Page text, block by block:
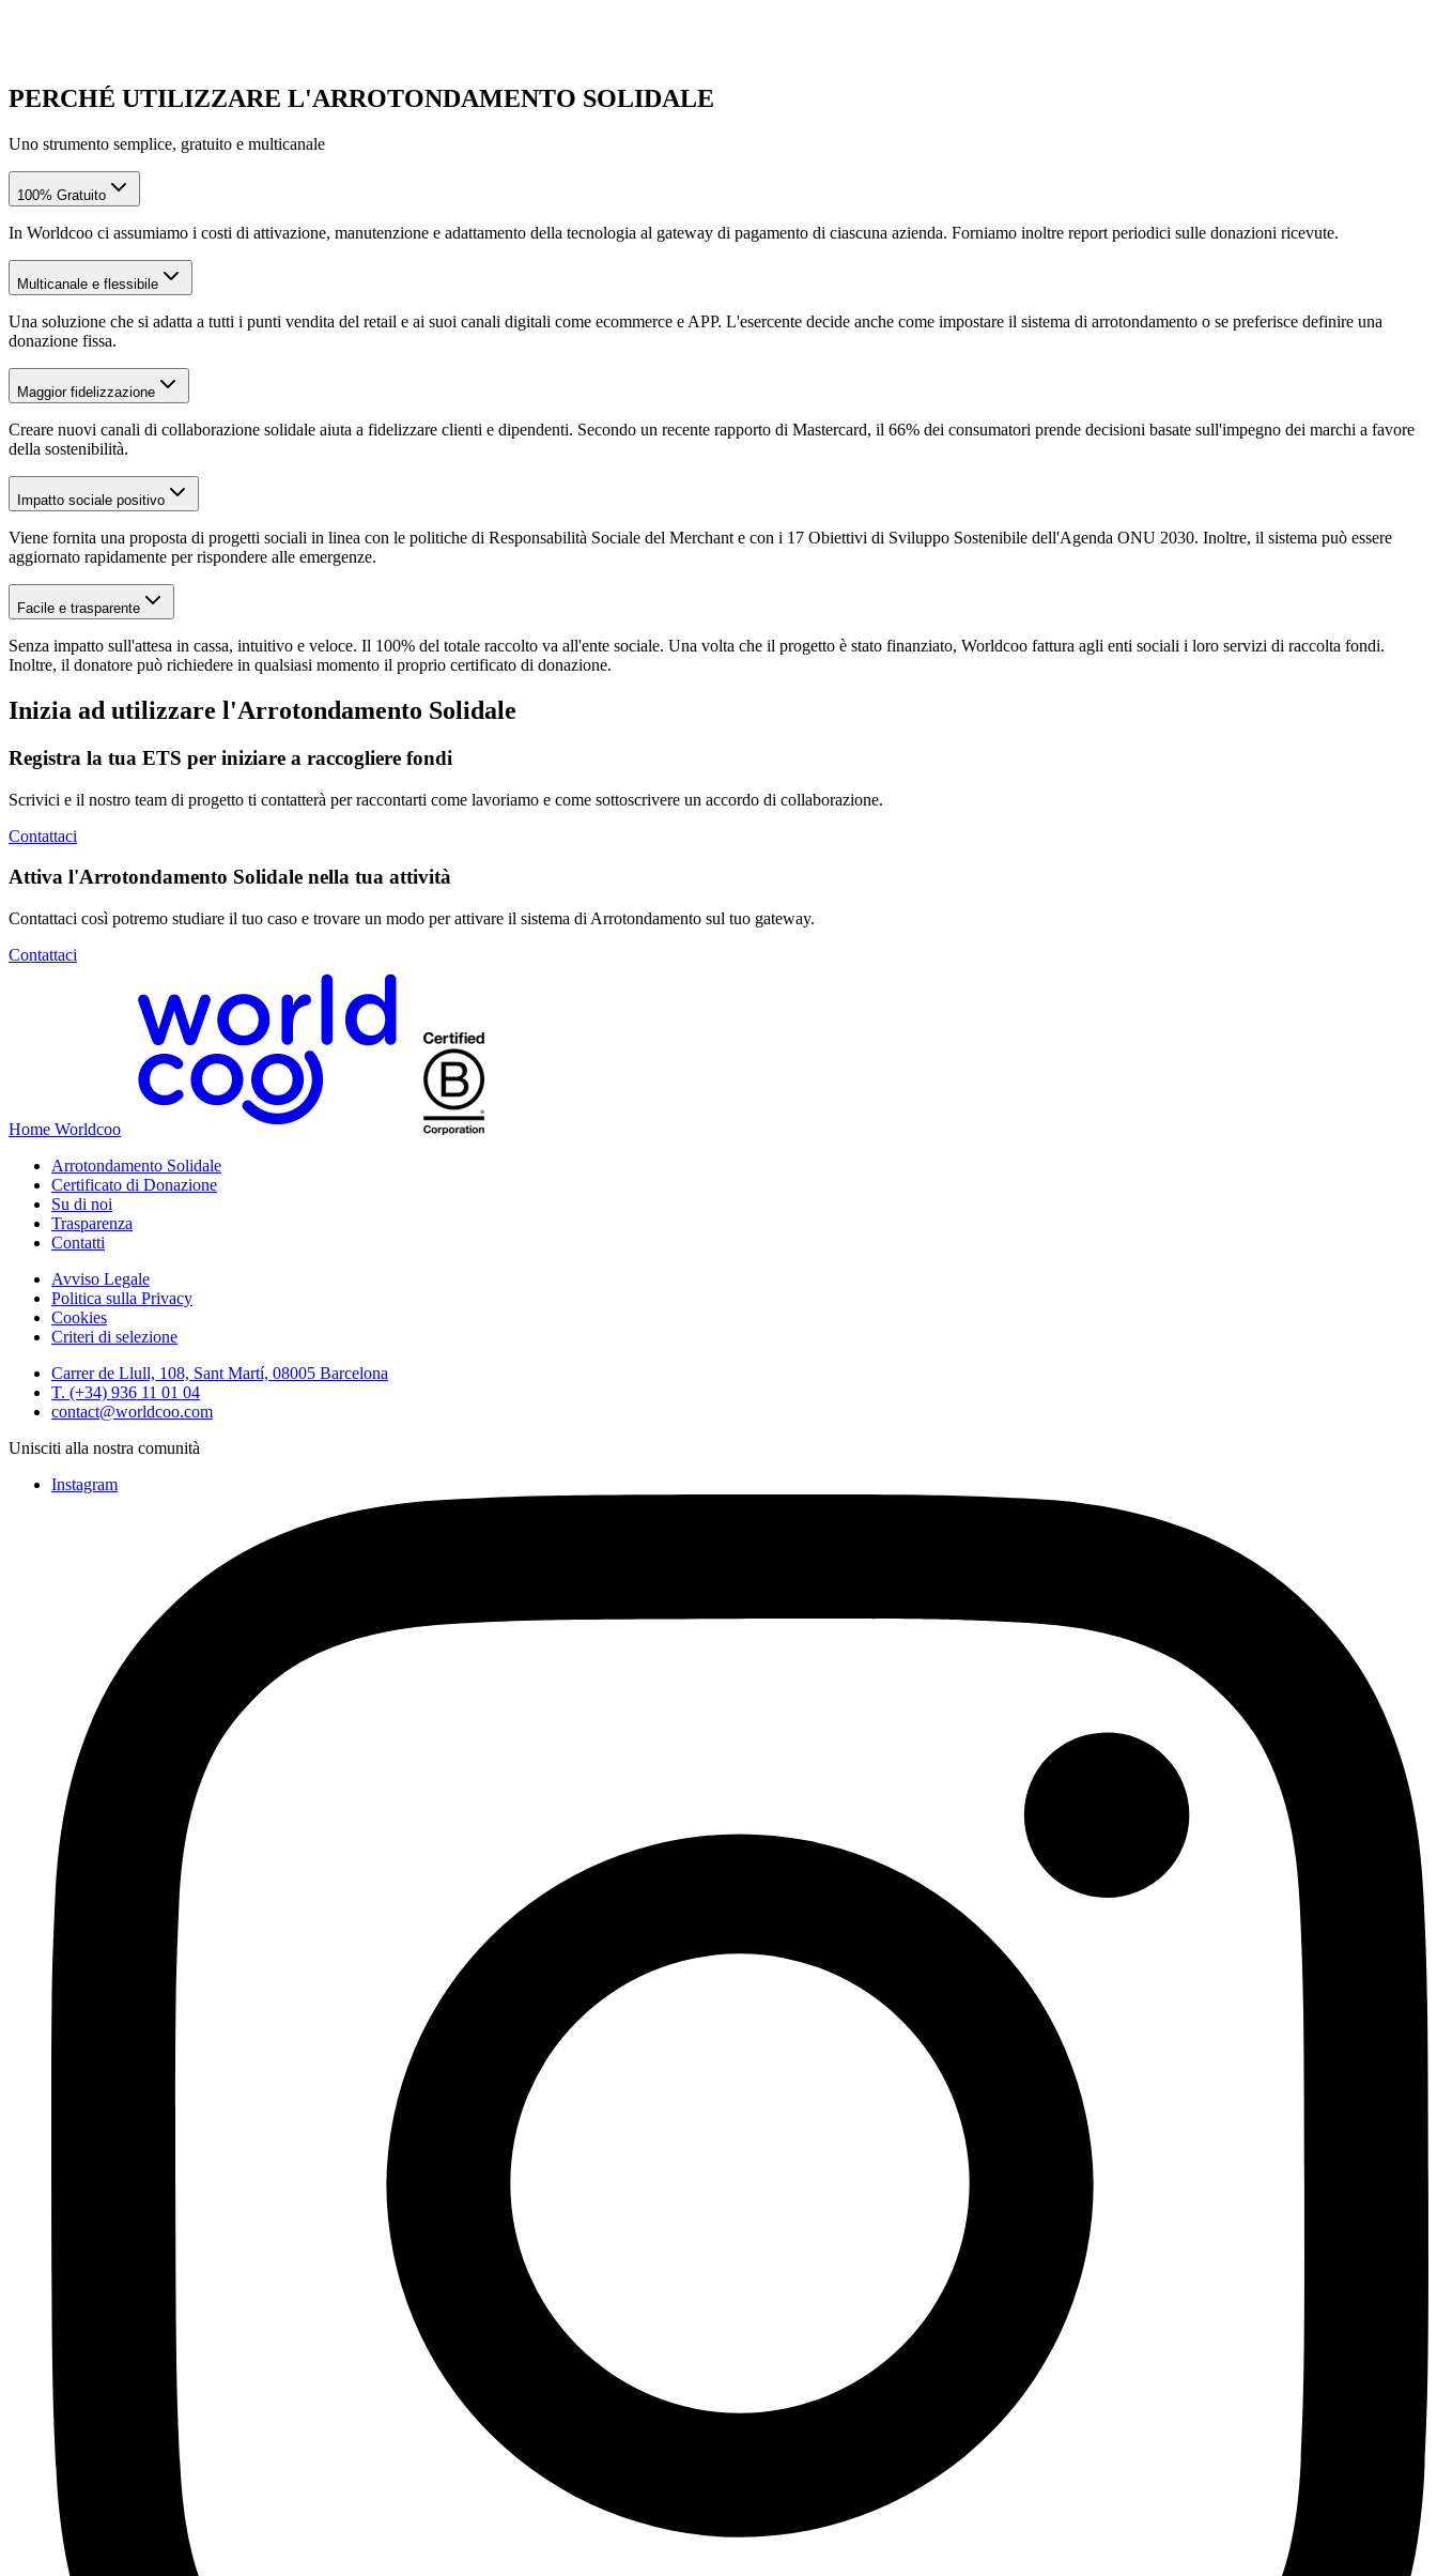
PERCHÉ UTILIZZARE L'ARROTONDAMENTO SOLIDALE
Uno strumento semplice, gratuito e multicanale
100% Gratuito
In Worldcoo ci assumiamo i costi di attivazione, manutenzione e adattamento della tecnologia al gateway di pagamento di ciascuna azienda. Forniamo inoltre report periodici sulle donazioni ricevute.
Multicanale e flessibile
Una soluzione che si adatta a tutti i punti vendita del retail e ai suoi canali digitali come ecommerce e APP. L'esercente decide anche come impostare il sistema di arrotondamento o se preferisce definire una
donazione fissa.
Maggior fidelizzazione
Creare nuovi canali di collaborazione solidale aiuta a fidelizzare clienti e dipendenti. Secondo un recente rapporto di Mastercard, il 66% dei consumatori prende decisioni basate sull'impegno dei marchi a favore
della sostenibilità.
Impatto sociale positivo
Viene fornita una proposta di progetti sociali in linea con le politiche di Responsabilità Sociale del Merchant e con i 17 Obiettivi di Sviluppo Sostenibile dell'Agenda ONU 2030. Inoltre, il sistema può essere
aggiornato rapidamente per rispondere alle emergenze.
Facile e trasparente
Senza impatto sull'attesa in cassa, intuitivo e veloce. Il 100% del totale raccolto va all'ente sociale. Una volta che il progetto è stato finanziato, Worldcoo fattura agli enti sociali i loro servizi di raccolta fondi.
Inoltre, il donatore può richiedere in qualsiasi momento il proprio certificato di donazione.
Inizia ad utilizzare l'Arrotondamento Solidale
Registra la tua ETS per iniziare a raccogliere fondi
Scrivici e il nostro team di progetto ti contatterà per raccontarti come lavoriamo e come sottoscrivere un accordo di collaborazione.
Contattaci
Attiva l'Arrotondamento Solidale nella tua attività
Contattaci così potremo studiare il tuo caso e trovare un modo per attivare il sistema di Arrotondamento sul tuo gateway.
Contattaci
Home Worldcoo
Arrotondamento Solidale
Certificato di Donazione
Su di noi
Trasparenza
Contatti
Avviso Legale
Politica sulla Privacy
Cookies
Criteri di selezione
Carrer de Llull, 108, Sant Martí, 08005 Barcelona
T. (+34) 936 11 01 04
contact@worldcoo.com
Unisciti alla nostra comunità
Instagram